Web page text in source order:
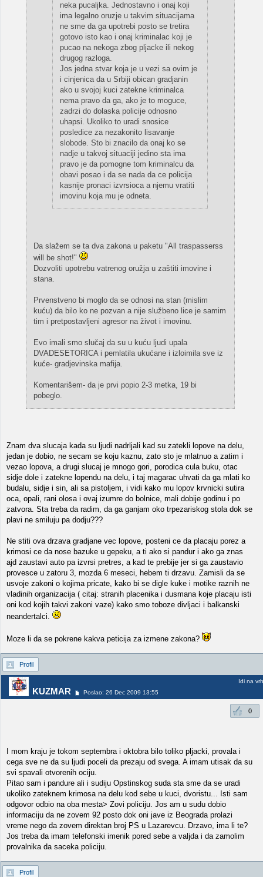
neka pucaljka. Jednostavno i onaj koji
ima legalno oruzje u takvim situacijama
ne sme da ga upotrebi posto se tretira
gotovo isto kao i onaj kriminalac koji je
pucao na nekoga zbog pljacke ili nekog
drugog razloga.
Jos jedna stvar koja je u vezi sa ovim je
i cinjenica da u Srbiji obican gradjanin
ako u svojoj kuci zatekne kriminalca
nema pravo da ga, ako je to moguce,
zadrzi do dolaska policije odnosno
uhapsi. Ukoliko to uradi snosice
posledice za nezakonito lisavanje
slobode. Sto bi znacilo da onaj ko se
nadje u takvoj situaciji jedino sta ima
pravo je da pomogne tom kriminalcu da
obavi posao i da se nada da ce policija
kasnije pronaci izvrsioca a njemu vratiti
imovinu koja mu je odneta.
Da slažem se ta dva zakona u paketu "All traspasserss
will be shot!"
Dozvoliti upotrebu vatrenog oružja u zaštiti imovine i
stana.
Prvenstveno bi moglo da se odnosi na stan (mislim
kuću) da bilo ko ne pozvan a nije službeno lice je samim
tim i pretpostavljeni agresor na život i imovinu.
Evo imali smo slučaj da su u kuću ljudi upala
DVADESETORICA i pemlatila ukućane i izloimila sve iz
kuće- gradjevinska mafija.
Komentarišem- da je prvi popio 2-3 metka, 19 bi
pobeglo.
Znam dva slucaja kada su ljudi nadrljali kad su zatekli lopove na delu,
jedan je dobio, ne secam se koju kaznu, zato sto je mlatnuo a zatim i
vezao lopova, a drugi slucaj je mnogo gori, porodica cula buku, otac
sidje dole i zatekne lopendu na delu, i taj magarac uhvati da ga mlati ko
budalu, sidje i sin, ali sa pistoljem, i vidi kako mu lopov krvnicki sutira
oca, opali, rani olosa i ovaj izumre do bolnice, mali dobije godinu i po
zatvora. Sta treba da radim, da ga ganjam oko trpezariskog stola dok se
plavi ne smiluju pa dodju???
Ne stiti ova drzava gradjane vec lopove, posteni ce da placaju porez a
krimosi ce da nose bazuke u gepeku, a ti ako si pandur i ako ga znas
ajd zaustavi auto pa izvrsi pretres, a kad te prebije jer si ga zaustavio
provesce u zatoru 3, mozda 6 meseci, hebem ti drzavu. Zamisli da se
usvoje zakoni o kojima pricate, kako bi se digle kuke i motike raznih ne
vladinih organizacija ( citaj: stranih placenika i dusmana koje placaju isti
oni kod kojih takvi zakoni vaze) kako smo toboze divljaci i balkanski
neandertalci.
Moze li da se pokrene kakva peticija za izmene zakona?
Profil
KUZMAR Poslao: 26 Dec 2009 13:55
Idi na vrh
0
I mom kraju je tokom septembra i oktobra bilo toliko pljacki, provala i
cega sve ne da su ljudi poceli da prezaju od svega. A imam utisak da su
svi spavali otvorenih ociju.
Pitao sam i pandure ali i sudiju Opstinskog suda sta sme da se uradi
ukoliko zateknem krimosa na delu kod sebe u kuci, dvoristu... Isti sam
odgovor odbio na oba mesta> Zovi policiju. Jos am u sudu dobio
informaciju da ne zovem 92 posto dok oni jave iz Beograda prolazi
vreme nego da zovem direktan broj PS u Lazarevcu. Drzavo, ima li te?
Jos treba da imam telefonski imenik pored sebe a valjda i da zamolim
provalnika da saceka policiju.
Profil